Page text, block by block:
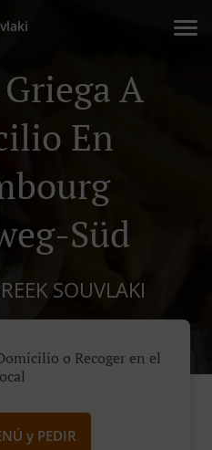
A
En
Süd
SOUVLAKI
o Recoger en el
y PEDIR